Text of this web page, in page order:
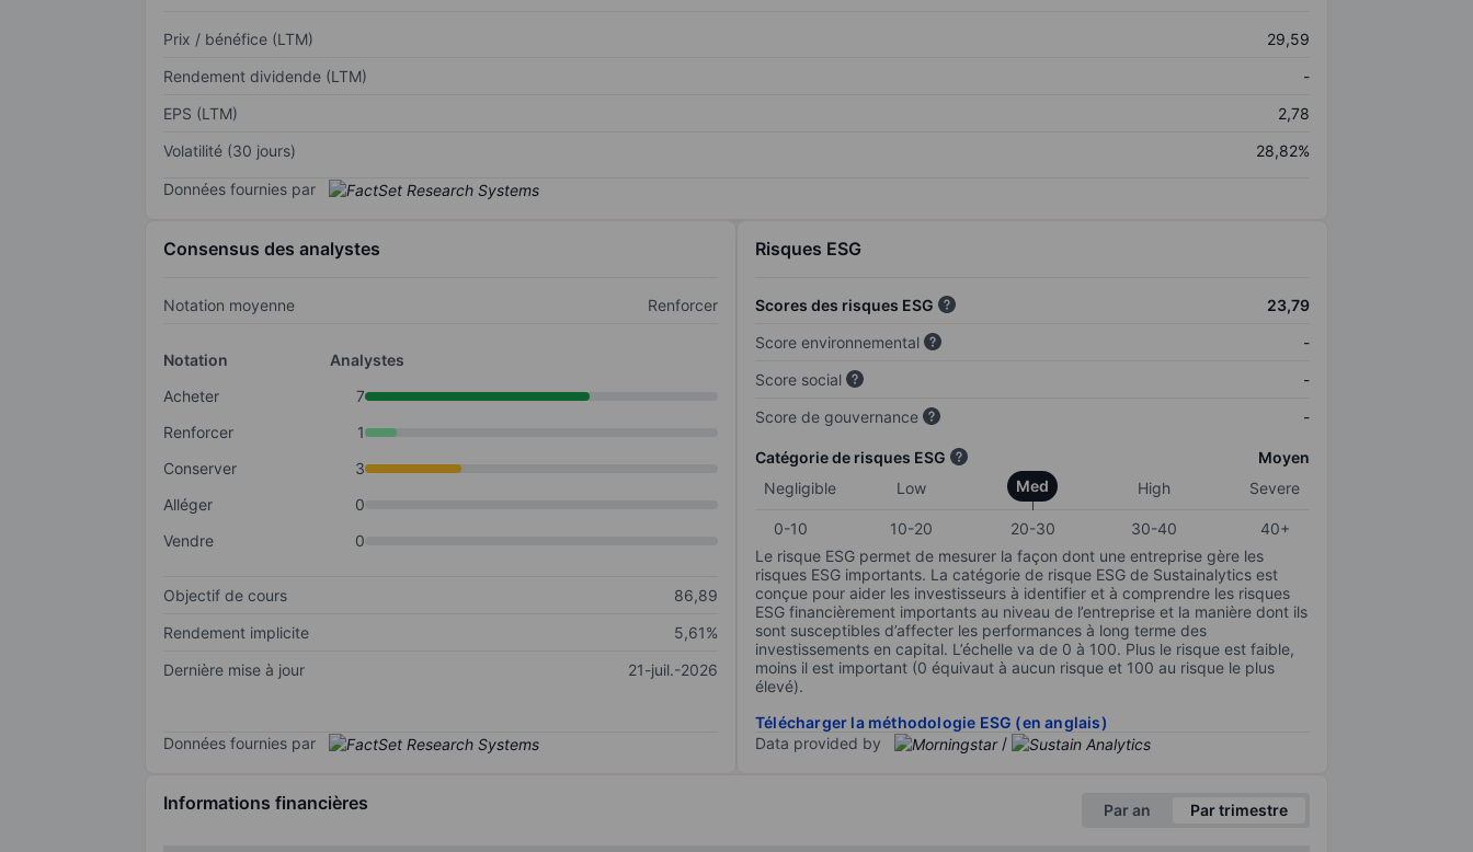
Prix / bénéfice (LTM)
29,59
Rendement dividende (LTM)
-
EPS (LTM)
2,78
Volatilité (30 jours)
28,82%
Données fournies par
Consensus des analystes
Notation moyenne Renforcer
Notation
Analystes
Acheter
7
Renforcer
1
Conserver
3
Alléger
0
Vendre
0
Objectif de cours
86,89
Rendement implicite
5,61%
Dernière mise à jour
21-juil.-2026
Données fournies par
Risques ESG
Scores des risques ESG
23,79
Score environnemental
-
Score social
-
Score de gouvernance
-
Catégorie de risques ESG
Moyen
Negligible
Low Med High Severe
0-10 10-20 20-30 30-40
40+
Le risque ESG permet de mesurer la façon dont une entreprise gère les
risques ESG importants. La catégorie de risque ESG de Sustainalytics est
conçue pour aider les investisseurs à identifier et à comprendre les risques
ESG financièrement importants au niveau de l’entreprise et la manière dont ils
sont susceptibles d’affecter les performances à long terme des
investissements en capital. L’échelle va de 0 à 100. Plus le risque est faible,
moins il est important (0 équivaut à aucun risque et 100 au risque le plus
élevé).
Télécharger la méthodologie ESG (en anglais)
Data provided by
/
Informations financières Par an Par trimestre